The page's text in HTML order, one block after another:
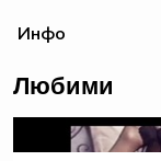
Инфо
Любими